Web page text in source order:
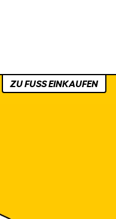
ZU FUSS EINKAUFEN